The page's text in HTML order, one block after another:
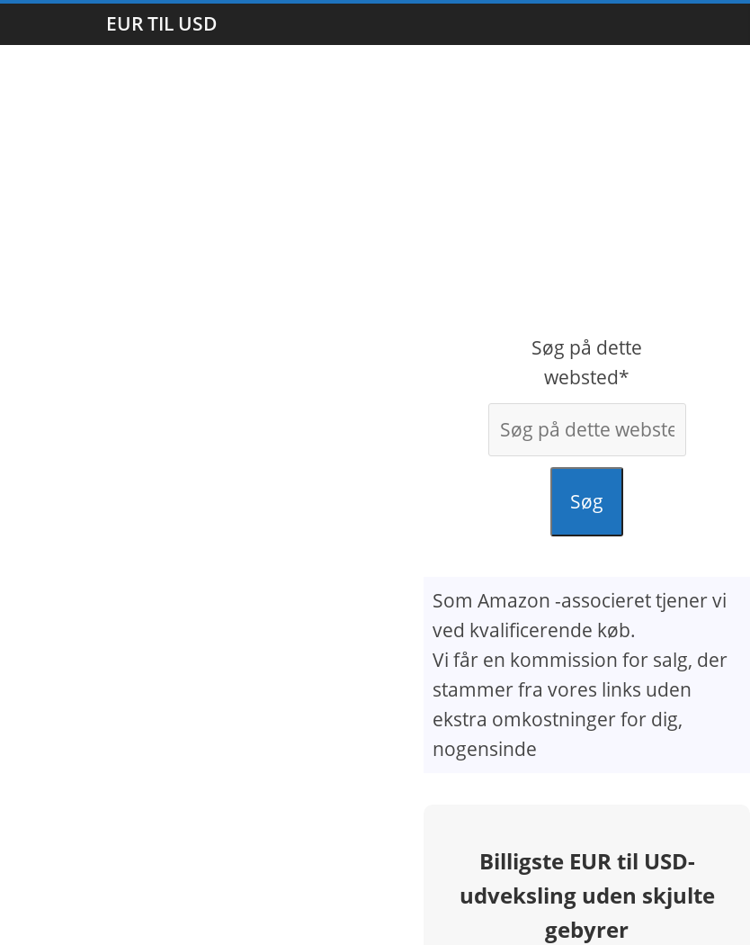
EUR TIL USD
Søg på dette
websted*
Søg
Som Amazon -associeret tjener vi
ved kvalificerende køb.
Vi får en kommission for salg, der
stammer fra vores links uden
ekstra omkostninger for dig,
nogensinde
Billigste EUR til USD-
udveksling uden skjulte
gebyrer